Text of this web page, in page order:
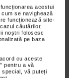
acestui
se navighează
funcționează site-
căutărilor,
noștri folosesc
pe baza
cu aceste
pentru a vă
special, vă puteți
de varsta
cea